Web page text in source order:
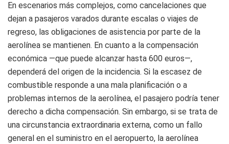
En escenarios más complejos, como cancelaciones que
dejan a pasajeros varados durante escalas o viajes de
regreso, las obligaciones de asistencia por parte de la
aerolínea se mantienen. En cuanto a la compensación
económica —que puede alcanzar hasta 600 euros—,
dependerá del origen de la incidencia. Si la escasez de
combustible responde a una mala planificación o a
problemas internos de la aerolínea, el pasajero podría tener
derecho a dicha compensación. Sin embargo, si se trata de
una circunstancia extraordinaria externa, como un fallo
general en el suministro en el aeropuerto, la aerolínea